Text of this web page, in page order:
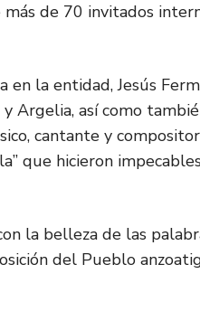
de 70 invitados
la entidad, Jesús
Argelia, así como
cantante y
que hicieron
la belleza de las
del Pueblo